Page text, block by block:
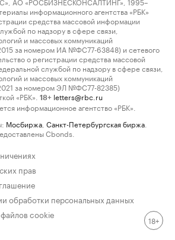
информационного агентства «РБК»
средства массовой информации
по надзору в сфере связи,
и массовых коммуникаций
за номером ИА №ФС77-63848) и сетевого
о регистрации средства массовой
службой по надзору в сфере связи,
и массовых коммуникаций
за номером ЭЛ №ФС77-82385)
«РБК».
18+ letters@rbc.ru
информационное агентство «РБК».
Мосбиржа Санкт-Петербургская биржа
Cbonds.
прав
обработки персональных данных
cookie
18+